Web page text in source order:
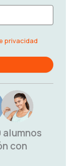
privacidad
alumnos
con